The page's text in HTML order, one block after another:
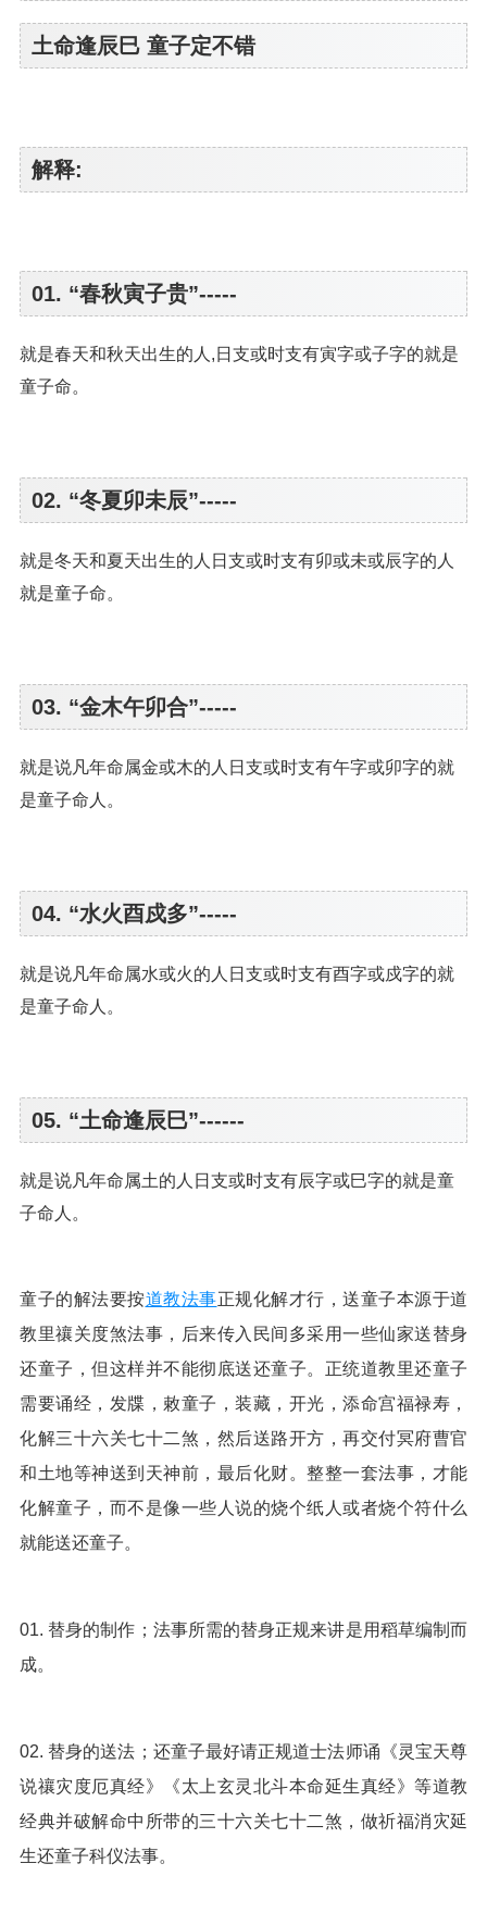
土命逢辰巳 童子定不错
解释:
01. “春秋寅子贵”-----
就是春天和秋天出生的人,日支或时支有寅字或子字的就是
童子命。
02. “冬夏卯未辰”-----
就是冬天和夏天出生的人日支或时支有卯或未或辰字的人
就是童子命。
03. “金木午卯合”-----
就是说凡年命属金或木的人日支或时支有午字或卯字的就
是童子命人。
04. “水火酉戍多”-----
就是说凡年命属水或火的人日支或时支有酉字或戍字的就
是童子命人。
05. “土命逢辰巳”------
就是说凡年命属土的人日支或时支有辰字或巳字的就是童
子命人。
童子的解法要按道教法事正规化解才行，送童子本源于道
教里禳关度煞法事，后来传入民间多采用一些仙家送替身
还童子，但这样并不能彻底送还童子。正统道教里还童子
需要诵经，发牒，敕童子，装藏，开光，添命宫福禄寿，
化解三十六关七十二煞，然后送路开方，再交付冥府曹官
和土地等神送到天神前，最后化财。整整一套法事，才能
化解童子，而不是像一些人说的烧个纸人或者烧个符什么
就能送还童子。
01. 替身的制作；法事所需的替身正规来讲是用稻草编制而
成。
02. 替身的送法；还童子最好请正规道士法师诵《灵宝天尊
说禳灾度厄真经》《太上玄灵北斗本命延生真经》等道教
经典并破解命中所带的三十六关七十二煞，做祈福消灾延
生还童子科仪法事。